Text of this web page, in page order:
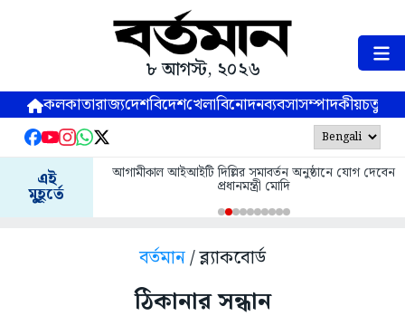
৮ আগস্ট, ২০২৬
কলকাতারাজ্যদেশবিদেশখেলাবিনোদনব্যবসাসম্পাদকীয়
এই
মুহূর্তে
আগামীকাল আইআইটি দিল্লির সমাবর্তন অনুষ্ঠানে যোগ দেবেন
প্রধানমন্ত্রী মোদি
বর্তমান/ ব্ল্যাকবোর্ড
ঠিকানার সন্ধান